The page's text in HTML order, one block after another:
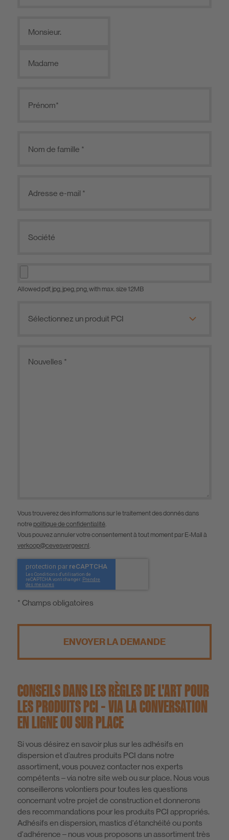
Monsieur.
Madame
Allowed pdf, jpg, jpeg, png, with max. size 12MB
Vous trouverez des informations sur le traitement des donnés dans
notre politique de confidentialité.
Vous pouvez annuler votre consentement à tout moment par E-Mail à
verkoop@cevesvergeer.nl.
* Champs obligatoires
ENVOYER LA DEMANDE
CONSEILS DANS LES RÈGLES DE L'ART POUR
LES PRODUITS PCI – VIA LA CONVERSATION
EN LIGNE OU SUR PLACE
Si vous désirez en savoir plus sur les adhésifs en
dispersion et d’autres produits PCI dans notre
assortiment, vous pouvez contacter nos experts
compétents – via notre site web ou sur place. Nous vous
conseillerons volontiers pour toutes les questions
concernant votre projet de construction et donnerons
des recommandations pour les produits PCI appropriés.
Adhésifs en dispersion, mastics d'étanchéité ou ponts
d'adhérence – nous vous proposons un assortiment très